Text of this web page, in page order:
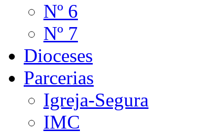
Nº 6
Nº 7
Dioceses
Parcerias
Igreja-Segura
IMC